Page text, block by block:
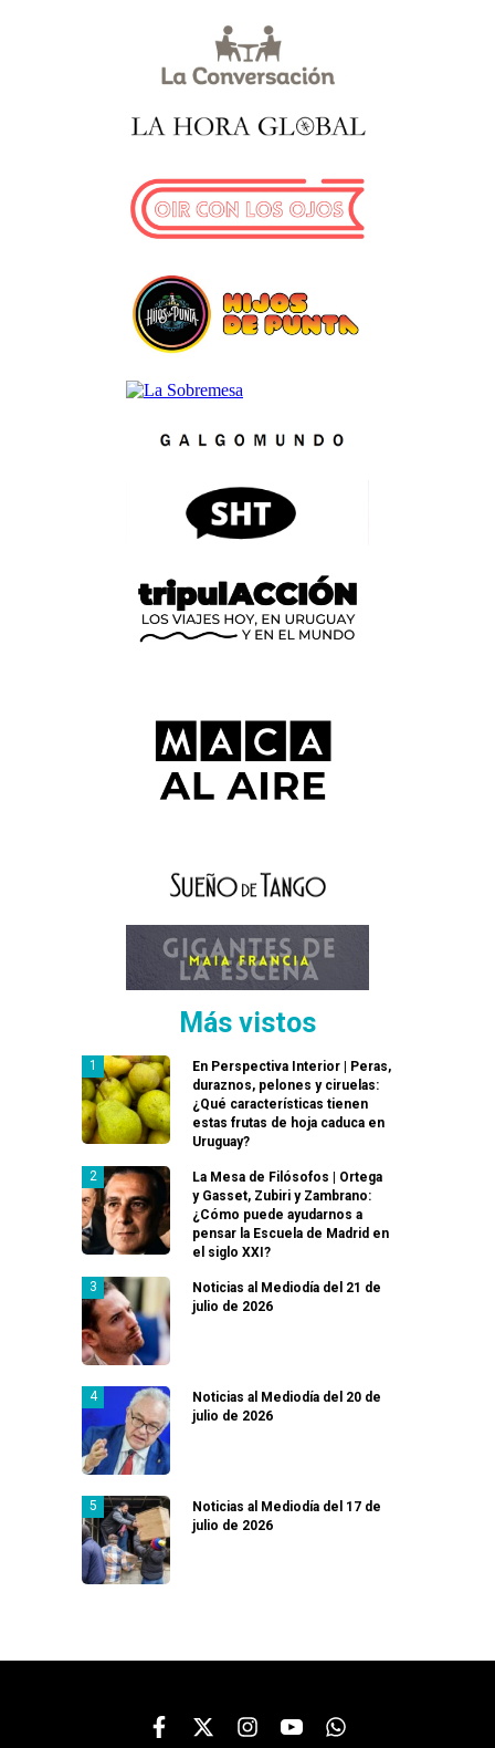
Más vistos
En Perspectiva Interior | Peras,
duraznos, pelones y ciruelas:
¿Qué características tienen
estas frutas de hoja caduca en
Uruguay?
La Mesa de Filósofos | Ortega
y Gasset, Zubiri y Zambrano:
¿Cómo puede ayudarnos a
pensar la Escuela de Madrid en
el siglo XXI?
Noticias al Mediodía del 21 de
julio de 2026
Noticias al Mediodía del 20 de
julio de 2026
Noticias al Mediodía del 17 de
julio de 2026